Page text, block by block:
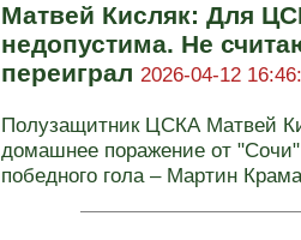
Матвей Кисляк: Для
недопустима. Не
переиграл 2026-04-12
Полузащитник ЦСКА Матвей
домашнее поражение от
победного гола – Мартин